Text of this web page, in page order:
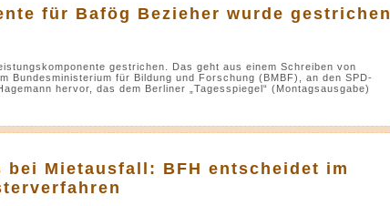
für Bafög Bezieher wurde gestrichen
gestrichen. Das geht aus einem Schreiben von
Bundesministerium für Bildung und Forschung (BMBF), an den SPD-
hervor, das dem Berliner „Tagesspiegel“ (Montagsausgabe)
bei Mietausfall: BFH entscheidet im